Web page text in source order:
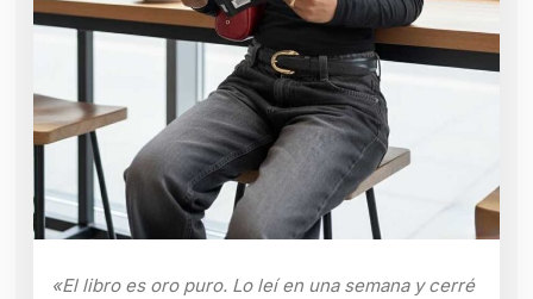
«El libro es oro puro. Lo leí en una semana y cerré